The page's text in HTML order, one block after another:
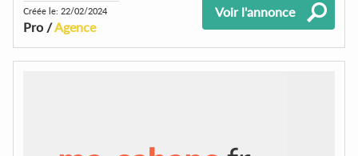
Créée le: 22/02/2024
Pro /Agence
Voir l'annonce